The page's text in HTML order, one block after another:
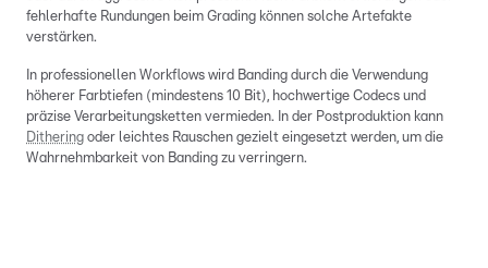
fehlerhafte Rundungen beim Grading können solche Artefakte
verstärken.
In professionellen Workflows wird Banding durch die Verwendung
höherer Farbtiefen (mindestens 10 Bit), hochwertige Codecs und
präzise Verarbeitungsketten vermieden. In der Postproduktion kann
Dithering oder leichtes Rauschen gezielt eingesetzt werden, um die
Wahrnehmbarkeit von Banding zu verringern.